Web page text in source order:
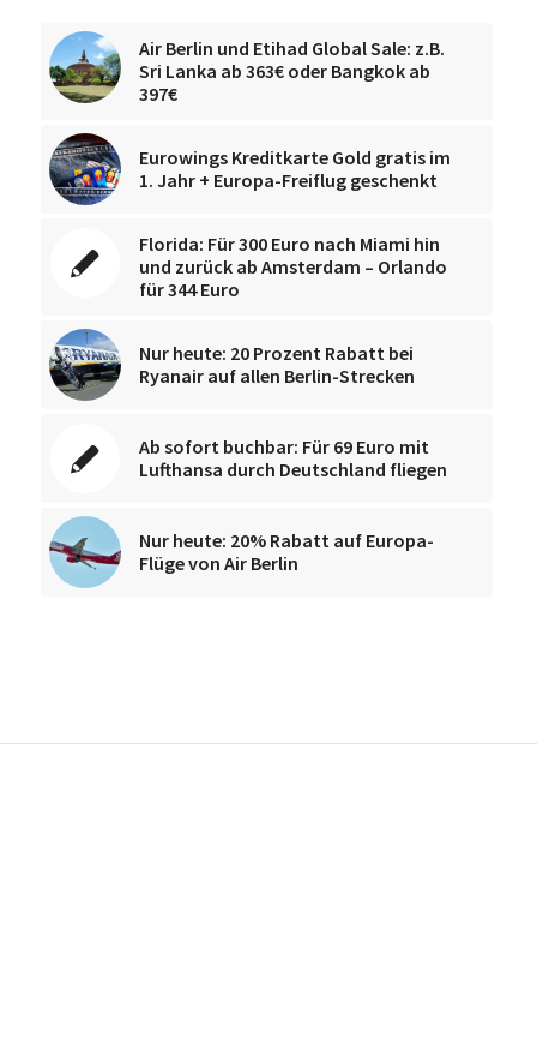
Air Berlin und Etihad Global Sale: z.B.
Sri Lanka ab 363€ oder Bangkok ab
397€
Eurowings Kreditkarte Gold gratis im
1. Jahr + Europa-Freiflug geschenkt
Florida: Für 300 Euro nach Miami hin
und zurück ab Amsterdam – Orlando
für 344 Euro
Nur heute: 20 Prozent Rabatt bei
Ryanair auf allen Berlin-Strecken
Ab sofort buchbar: Für 69 Euro mit
Lufthansa durch Deutschland fliegen
Nur heute: 20% Rabatt auf Europa-
Flüge von Air Berlin